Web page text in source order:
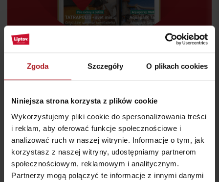
Zgoda Szczegóły O plikach cookies
Niniejsza strona korzysta z plików cookie
Wykorzystujemy pliki cookie do spersonalizowania treści
i reklam, aby oferować funkcje społecznościowe i
analizować ruch w naszej witrynie. Informacje o tym, jak
korzystasz z naszej witryny, udostępniamy partnerom
społecznościowym, reklamowym i analitycznym.
Partnerzy mogą połączyć te informacje z innymi danymi
Gdzie jeść i pić w pobliżu: